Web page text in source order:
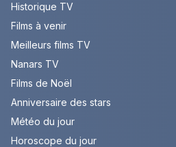
Historique TV
Films à venir
Meilleurs films TV
Nanars TV
Films de Noël
Anniversaire des stars
Météo du jour
Horoscope du jour